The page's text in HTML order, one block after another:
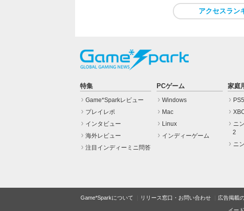
アクセスラン
特集
Game*Sparkレビュー
プレイレポ
インタビュー
海外レビュー
注目インディーミニ問答
PCゲーム
Windows
Mac
Linux
インディーゲーム
家庭
PS5
ニ
2
ニ
Game*Sparkについて リリース窓口・お問い合わせ 広告掲載